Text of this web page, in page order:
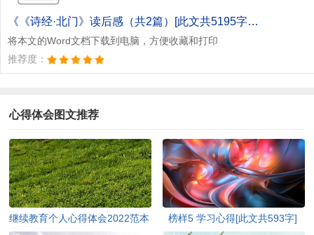
《《诗经·北门》读后感（共2篇）[此文共5195字].doc》
将本文的Word文档下载到电脑，方便收藏和打印
推荐度：
心得体会图文推荐
继续教育个人心得体会2022范本
榜样5 学习心得[此文共593字]